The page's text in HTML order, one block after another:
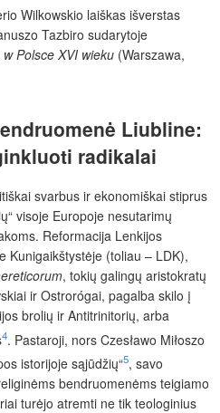
Wilkowskio laiškas išverstas
Tazbiro sudarytoje
w Polsce XVI wieku (Warszawa,
Liubline:
radikalai
svarbus ir ekonomiškai stiprus
visoje Europoje nesutarimų
Reformacija Lenkijos
Kunigaikštystėje (toliau – LDK),
, tokių galingų aristokratų
ir Ostrorógai, pagalba skilo į
brolių ir Antitrinitorių, arba
4. Pastaroji, nors Czesławo Miłoszo
istorijoje sąjūdžių“5, savo
bendruomenėms teigiamo
turėjo atremti ne tik teologinius